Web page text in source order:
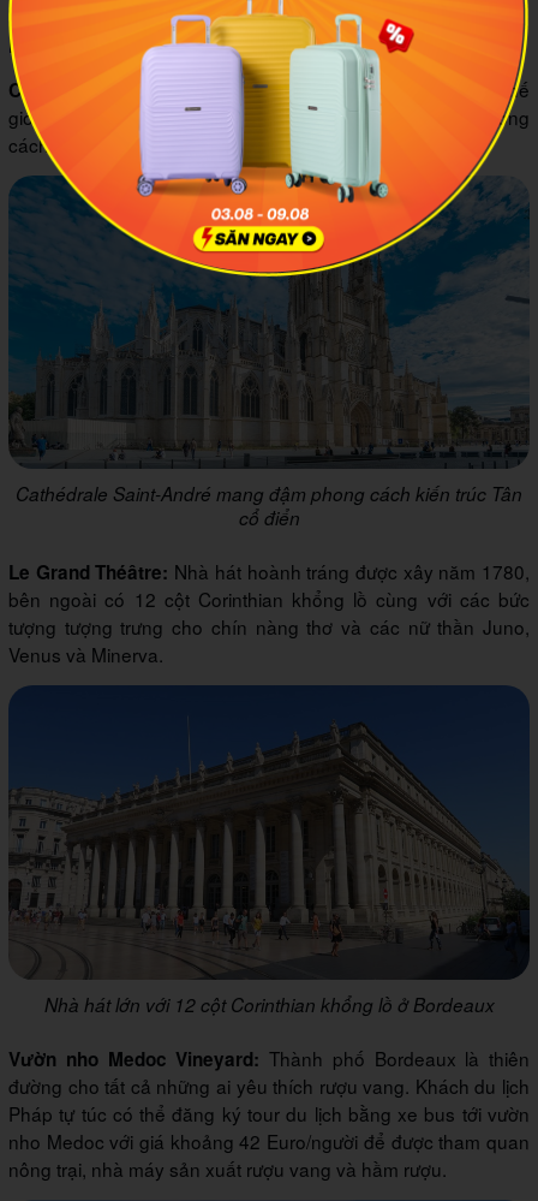
Những địa điểm tham quan nổi tiếng nhất ở Bordeaux:
Cathédrale Saint-André:
Nhà thờ Saint Andrew là Di sản Thế
giới của UNESCO được xây dựng từ thế kỷ 12, mang phong
cách kiến trúc Tân cổ điển đặc trưng.
Cathédrale Saint-André mang đậm phong cách kiến trúc Tân
cổ điển
Le Grand Théâtre: Nhà hát hoành tráng được xây năm 1780,
bên ngoài có 12 cột Corinthian khổng lồ cùng với các bức
tượng tượng trưng cho chín nàng thơ và các nữ thần Juno,
Venus và Minerva.
Nhà hát lớn với 12 cột Corinthian khổng lồ ở Bordeaux
Vườn nho Medoc Vineyard: Thành phố Bordeaux là thiên
đường cho tất cả những ai yêu thích rượu vang. Khách du lịch
Pháp tự túc có thể đăng ký tour du lịch bằng xe bus tới vườn
nho Medoc với giá khoảng 42 Euro/người để được tham quan
nông trại, nhà máy sản xuất rượu vang và hầm rượu.